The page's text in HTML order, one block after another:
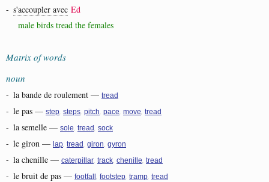
- s'accoupler avec Ed
male birds tread the females
Matrix of words
noun
- la bande de roulement — tread
- le pas — step steps pitch pace move tread
- la semelle — sole tread sock
- le giron — lap tread giron gyron
- la chenille — caterpillar track chenille tread
- le bruit de pas — footfall footstep tramp tread